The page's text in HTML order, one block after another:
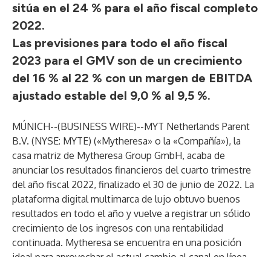
sitúa en el 24 % para el año fiscal completo
2022.
Las previsiones para todo el año fiscal
2023 para el GMV son de un crecimiento
del 16 % al 22 % con un margen de EBITDA
ajustado estable del 9,0 % al 9,5 %.
MÚNICH--(BUSINESS WIRE)--MYT Netherlands Parent
B.V. (NYSE: MYTE) («Mytheresa» o la «Compañía»), la
casa matriz de Mytheresa Group GmbH, acaba de
anunciar los resultados financieros del cuarto trimestre
del año fiscal 2022, finalizado el 30 de junio de 2022. La
plataforma digital multimarca de lujo obtuvo buenos
resultados en todo el año y vuelve a registrar un sólido
crecimiento de los ingresos con una rentabilidad
continuada. Mytheresa se encuentra en una posición